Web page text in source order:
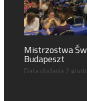
Mistrzostwa
Budapeszt
Data dodania 2